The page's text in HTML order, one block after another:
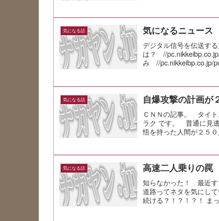
気になる話 気になるニュース
デジタル信号を伝送す
は？ //
み //pc.nikkeibp.co.jp/
気になる話 自爆攻撃の計画が
ＣＮＮの記事。 タイト
ラク です。 普通に見
悟を持った人間が２５
気になる話 高速二人乗りの罠
知らなかった！ 最近す
道路ってネタを気にし
続ける？！？！？！